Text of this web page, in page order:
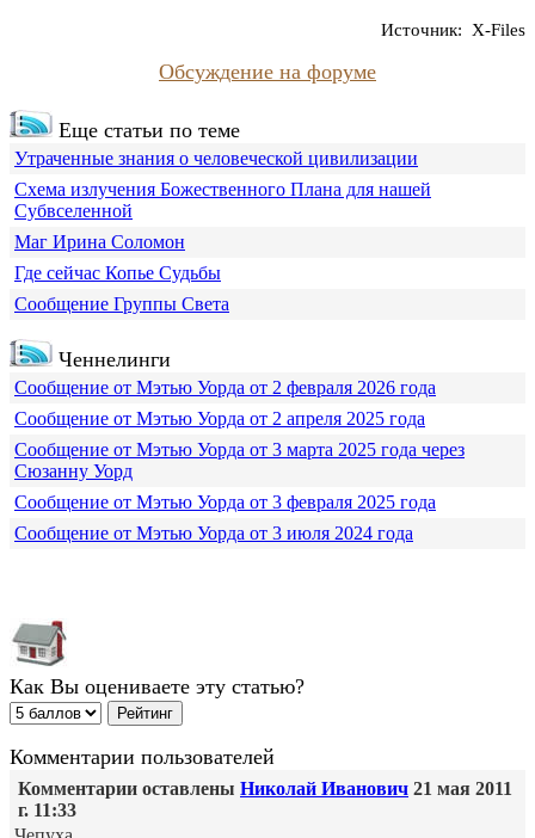
Источник: X-Files
Обсуждение на форуме
Еще статьи по теме
Утраченные знания о человеческой цивилизации
Схема излучения Божественного Плана для нашей
Субвселенной
Маг Ирина Соломон
Где сейчас Копье Судьбы
Сообщение Группы Света
Ченнелинги
Сообщение от Мэтью Уорда от 2 февраля 2026 года
Сообщение от Мэтью Уорда от 2 апреля 2025 года
Сообщение от Мэтью Уорда от 3 марта 2025 года через
Сюзанну Уорд
Сообщение от Мэтью Уорда от 3 февраля 2025 года
Сообщение от Мэтью Уорда от 3 июля 2024 года
Как Вы оцениваете эту статью?
Комментарии пользователей
Комментарии оставлены Николай Иванович 21 мая 2011
г. 11:33